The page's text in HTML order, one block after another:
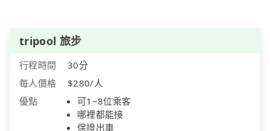
tripool 旅步
行程時間
30分
每人價格
$280/人
優點
可1~8位乘客
哪裡都能接
保證出車